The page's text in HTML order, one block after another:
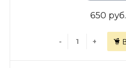
650 руб.
- +